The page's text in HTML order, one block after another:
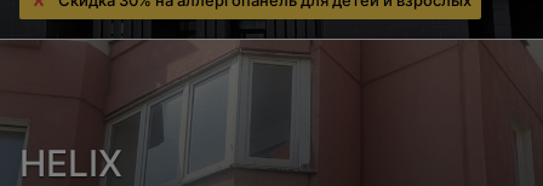
Прививка от менингококка
Цена по запросу
HELIX